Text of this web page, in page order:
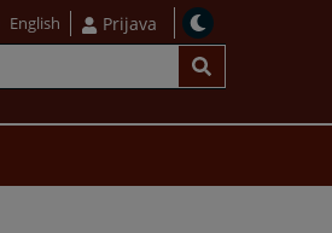
English Prijava